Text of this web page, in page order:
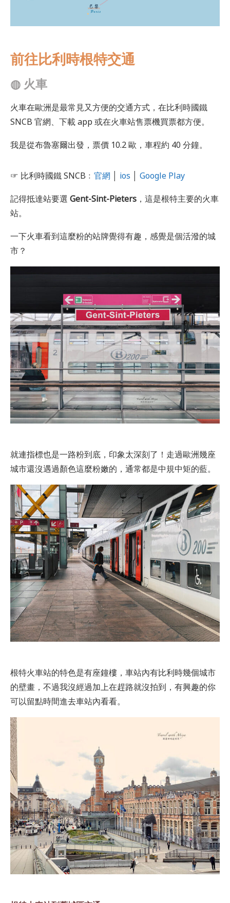
前往比利時根特交通
◍ 火車
火車在歐洲是最常見又方便的交通方式，在比利時國鐵
SNCB 官網、下載 app 或在火車站售票機買票都方便。
我是從布魯塞爾出發，票價 10.2 歐，車程約 40 分鐘。
☞ 比利時國鐵 SNCB﹕ 官網 ios Google Play
記得抵達站要選 Gent-Sint-Pieters ，這是根特主要的火車
站。
一下火車看到這麼粉的站牌覺得有趣，感覺是個活潑的城
市？
就連指標也是一路粉到底，印象太深刻了！走過歐洲幾座
城市還沒遇過顏色這麼粉嫩的，通常都是中規中矩的藍。
根特火車站的特色是有座鐘樓，車站內有比利時幾個城市
的壁畫，不過我沒經過加上在趕路就沒拍到，有興趣的你
可以留點時間進去車站內看看。